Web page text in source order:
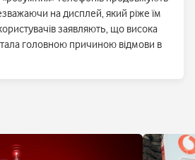
на дисплей, який ріже їм
заявляють, що висока
головною причиною відмови в